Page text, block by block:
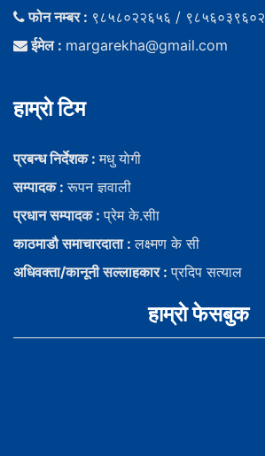
फोन नम्बर : ९८५८०२२६५६ / ९८५६०३९६०२
ईमेल : margarekha@gmail.com
हाम्राे टिम
प्रबन्ध निर्देशक :मधु याेगी
सम्पादक :रूपन ज्ञवाली
प्रधान सम्पादक :प्रेम के.सीा
काठमाडौ समाचारदाता :लक्ष्मण के सी
अधिवक्ता/कानूनी सल्लाहकार :प्रदिप सत्याल
हाम्राे फेसबुक